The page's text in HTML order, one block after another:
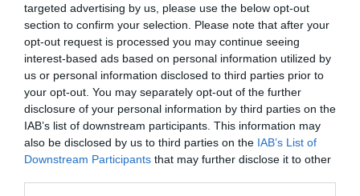
targeted advertising by us, please use the below opt-out
section to confirm your selection. Please note that after your
opt-out request is processed you may continue seeing
interest-based ads based on personal information utilized by
us or personal information disclosed to third parties prior to
your opt-out. You may separately opt-out of the further
disclosure of your personal information by third parties on the
IAB’s list of downstream participants. This information may
also be disclosed by us to third parties on the IAB’s List of
Downstream Participants that may further disclose it to other